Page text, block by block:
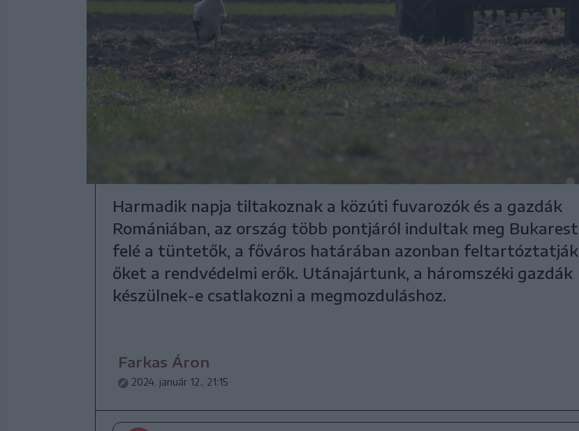
Harmadik napja tiltakoznak a közúti fuvarozók és a gazdák
Romániában, az ország több pontjáról indultak meg Bukarest
felé a tüntetők, a főváros határában azonban feltartóztatják
őket a rendvédelmi erők. Utánajártunk, a háromszéki gazdák
készülnek-e csatlakozni a megmozduláshoz.
Farkas Áron
2024. január 12., 21:15